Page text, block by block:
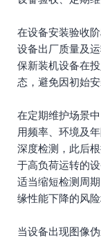
在设备安装验收
设备出厂质量及
保新装机设备在
态，避免因初始
在定期维护场景
用频率、环境及
深度检测，此后
于高负荷运转的
适当缩短检测周
缘性能下降的风
当设备出现图像